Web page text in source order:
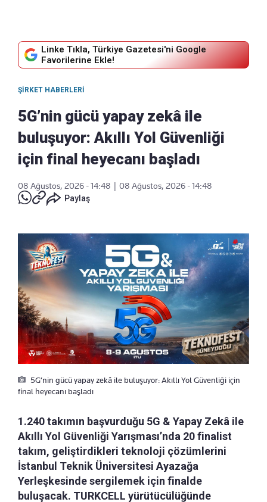
Linke Tıkla, Türkiye Gazetesi'ni Google
Favorilerine Ekle!
ŞIRKET HABERLERI
5G’nin gücü yapay zekâ ile
buluşuyor: Akıllı Yol Güvenliği
için final heyecanı başladı
08 Ağustos, 2026 - 14:48
08 Ağustos, 2026 - 14:48
Paylaş
5G’nin gücü yapay zekâ ile buluşuyor: Akıllı Yol Güvenliği için
final heyecanı başladı
1.240 takımın başvurduğu 5G & Yapay Zekâ ile
Akıllı Yol Güvenliği Yarışması’nda 20 finalist
takım, geliştirdikleri teknoloji çözümlerini
İstanbul Teknik Üniversitesi Ayazağa
Yerleşkesinde sergilemek için finalde
buluşacak. TURKCELL yürütücülüğünde